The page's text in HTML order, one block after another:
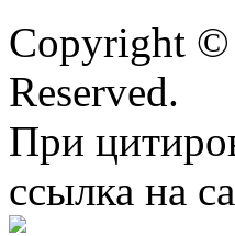
Copyright ©
Reserved.
При
ссылка на